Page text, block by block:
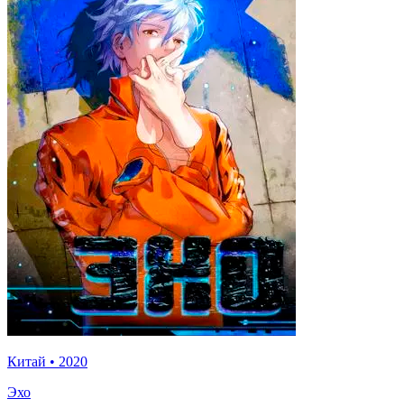
Китай • 2020
Эхо